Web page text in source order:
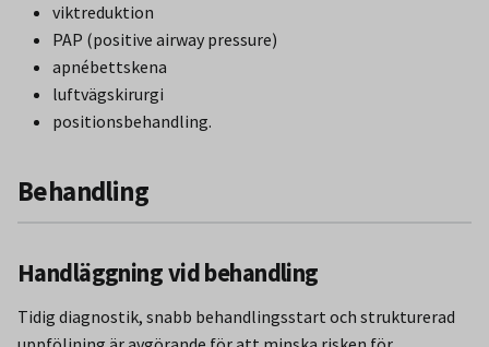
viktreduktion
PAP (positive airway pressure)
apnébettskena
luftvägskirurgi
positionsbehandling.
Behandling
Handläggning vid behandling
Tidig diagnostik, snabb behandlingsstart och strukturerad